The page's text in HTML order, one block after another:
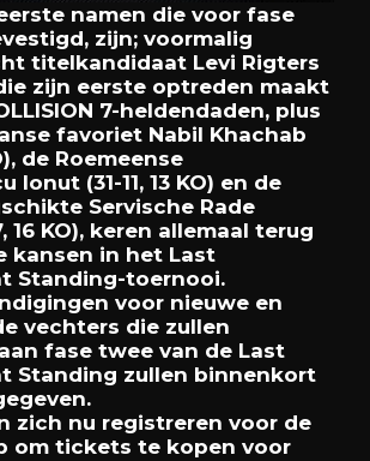
namen die voor fase
zijn; voormalig
titelkandidaat Levi Rigters
die zijn eerste optreden maakt
7-heldendaden, plus
favoriet Nabil Khachab
de Roemeense
Ionut (31-11, 13 KO) en de
Servische Rade
16 KO), keren allemaal terug
kansen in het Last
Standing-toernooi.
voor nieuwe en
vechters die zullen
fase twee van de Last
Standing zullen binnenkort
zich nu registreren voor de
om tickets te kopen voor